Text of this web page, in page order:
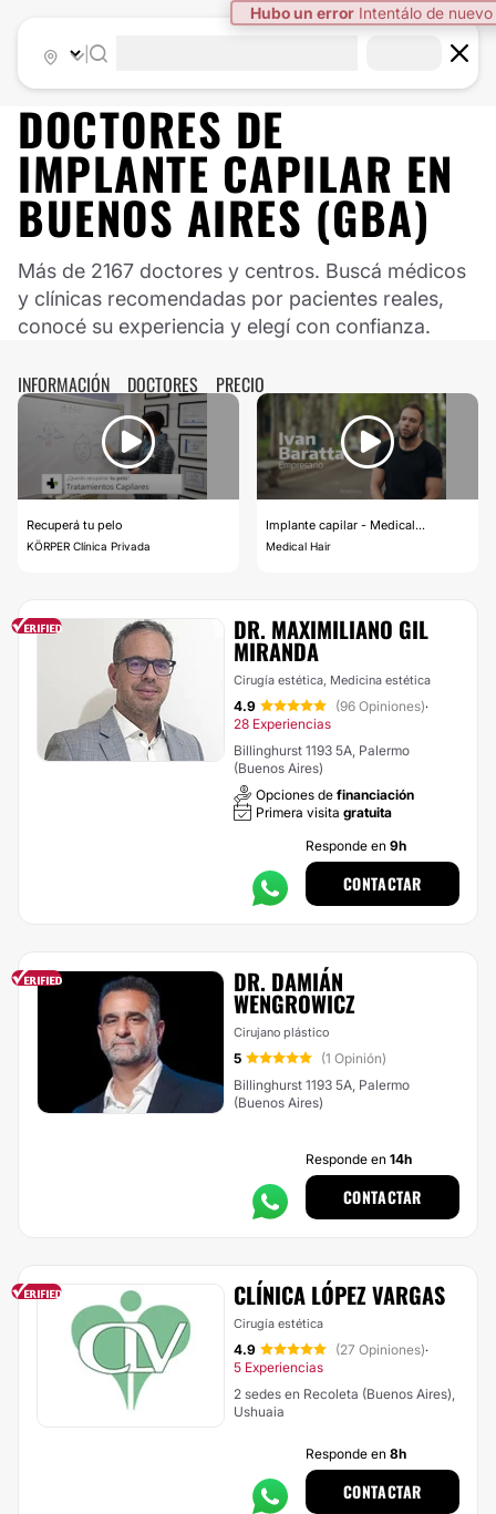
DOCTORES DE
IMPLANTE CAPILAR EN
BUENOS AIRES (GBA)
Más de 2167 doctores y centros. Buscá médicos
y clínicas recomendadas por pacientes reales,
conocé su experiencia y elegí con confianza.
INFORMACIÓN DOCTORES PRECIO
Recuperá tu pelo
KÖRPER Clínica Privada
Implante capilar - Medical...
Medical Hair
DR. MAXIMILIANO GIL
MIRANDA
Cirugía estética, Medicina estética
4.9 (96 Opiniones)·
28 Experiencias
Billinghurst 1193 5A, Palermo
(Buenos Aires)
Opciones de financiación
Primera visita gratuita
Responde en 9h
CONTACTAR
DR. DAMIÁN
WENGROWICZ
Cirujano plástico
5
(1 Opinión)
Billinghurst 1193 5A, Palermo
(Buenos Aires)
Responde en 14h
CONTACTAR
CLÍNICA LÓPEZ VARGAS
Cirugía estética
4.9 (27 Opiniones)·
5 Experiencias
2 sedes en Recoleta (Buenos Aires),
Ushuaia
Responde en 8h
CONTACTAR